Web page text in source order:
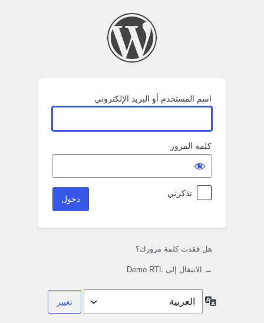
اسم المستخدم أو البريد الإلكتروني
كلمة المرور
تذكرني
هل فقدت كلمة مرورك؟
→ الانتقال إلى Demo RTL
اللغة